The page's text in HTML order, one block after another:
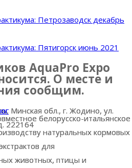
Петрозаводск декабрь
Пятигорск июнь 2021
AquaPro Expo
О месте и
сообщим.
Минская обл., г. Жодино, ул.
222164
белорусско-итальянское
натуральных кормовых
для
животных, птицы и
Минская обл., г. Жодино, ул.
222164
белорусско-итальянское
натуральных кормовых
для
животных, птицы и